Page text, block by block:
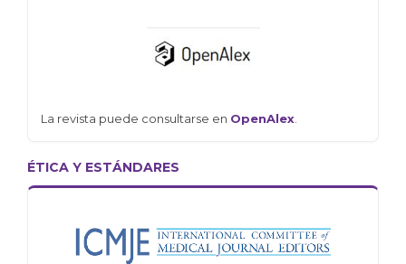
La revista puede consultarse en OpenAlex
ÉTICA Y ESTÁNDARES